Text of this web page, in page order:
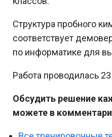
Структура пробного
соответствует
по информатике для
Работа проводилась
Обсудить решение
можете в